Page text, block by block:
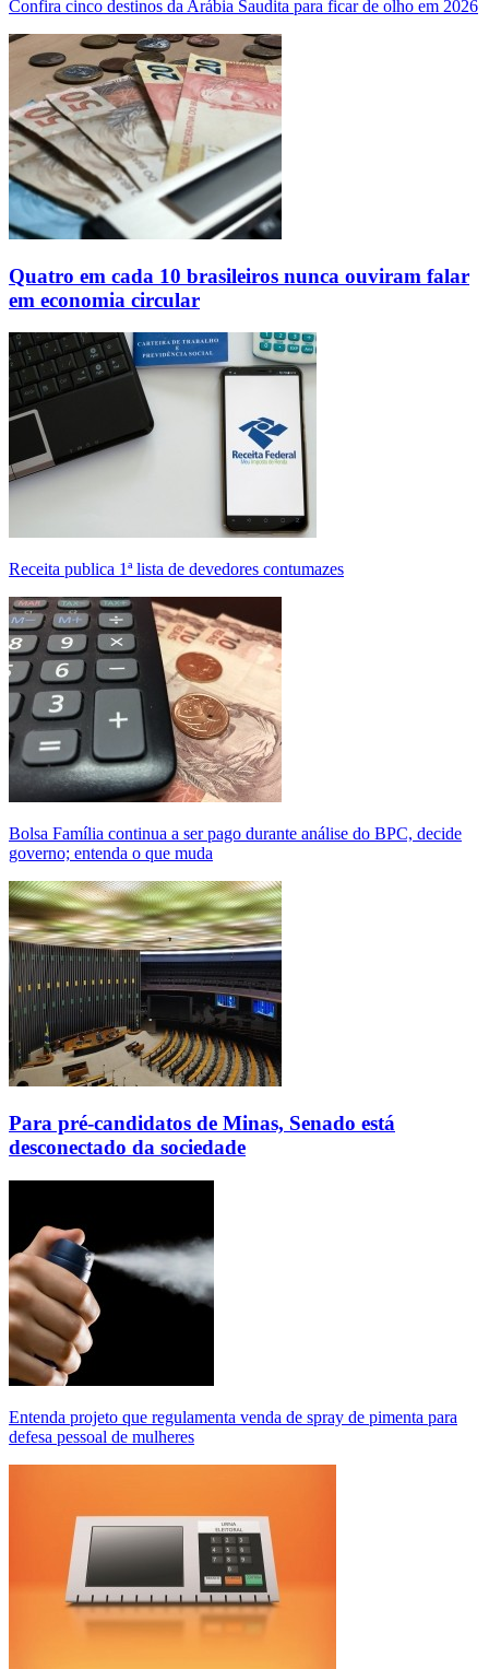
Confira cinco destinos da Arábia Saudita para ficar de olho em 2026
Quatro em cada 10 brasileiros nunca ouviram falar
em economia circular
Receita publica 1ª lista de devedores contumazes
Bolsa Família continua a ser pago durante análise do BPC, decide
governo; entenda o que muda
Para pré-candidatos de Minas, Senado está
desconectado da sociedade
Entenda projeto que regulamenta venda de spray de pimenta para
defesa pessoal de mulheres